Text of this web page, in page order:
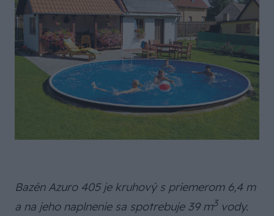
Bazén Azuro 405 je kruhový s priemerom 6,4 m
a na jeho naplnenie sa spotrebuje 39 m3 vody.